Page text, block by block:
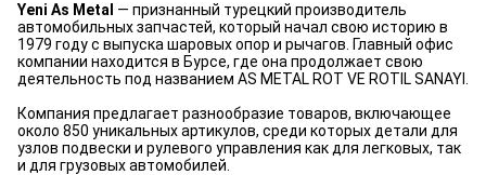
Yeni As Metal — признанный турецкий производитель
автомобильных запчастей, который начал свою историю в
1979 году с выпуска шаровых опор и рычагов. Главный офис
компании находится в Бурсе, где она продолжает свою
деятельность под названием AS METAL ROT VE ROTIL SANAYI.
Компания предлагает разнообразие товаров, включающее
около 850 уникальных артикулов, среди которых детали для
узлов подвески и рулевого управления как для легковых, так
и для грузовых автомобилей.